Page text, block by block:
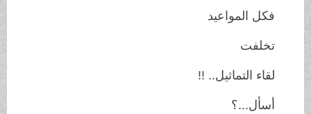
فكل المواعيد
تخلفت
لقاء التماثيل.. !!
أسأل...؟